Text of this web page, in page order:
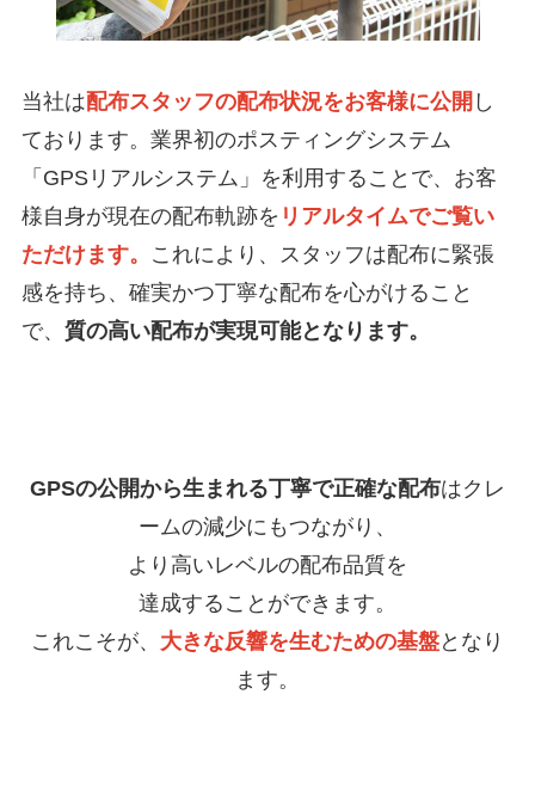
当社は配布スタッフの配布状況をお客様に公開 し
ております。業界初のポスティングシステム
「GPSリアルシステム」を利用することで、お客
様自身が現在の配布軌跡を リアルタイムでご覧い
ただけます。 これにより、スタッフは配布に緊張
感を持ち、確実かつ丁寧な配布を心がけること
で、 質の高い配布が実現可能となります。
GPSの公開から生まれる丁寧で正確な配布はクレ
ームの減少にもつながり、
より高いレベルの配布品質を
達成することができます。
これこそが、 大きな反響を生むための基盤となり
ます。